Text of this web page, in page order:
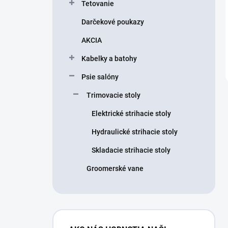
Tetovanie
Darčekové poukazy
AKCIA
Kabelky a batohy
Psie salóny
Trimovacie stoly
Elektrické strihacie stoly
Hydraulické strihacie stoly
Skladacie strihacie stoly
Groomerské vane